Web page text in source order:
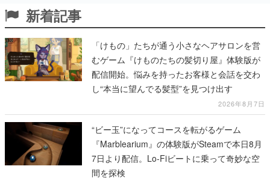
新着記事
「けもの」たちが通う小さなヘアサロンを営
むゲーム『けものたちの髪切り屋』体験版が
配信開始。悩みを持ったお客様と会話を交わ
し“本当に望んでる髪型”を見つけ出す
2026年8月7日
“ビー玉”になってコースを転がるゲーム
『Marblearium』の体験版がSteamで本日8月
7日より配信。Lo-Fiビートに乗って奇妙な空
間を探検